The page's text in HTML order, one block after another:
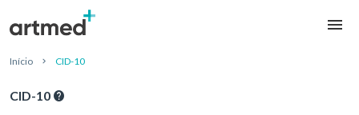
Início CID-10
CID-10